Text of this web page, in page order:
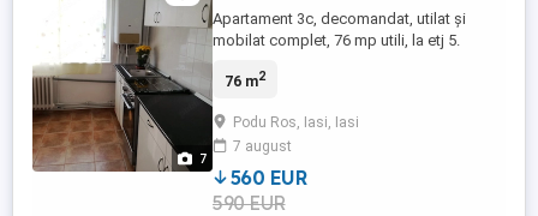
7
Apartament 3c, decomandat, utilat și
mobilat complet, 76 mp utili, la etj 5.
interes. Nu se acceptă fumători sau
și o garanție de aceeași valoare. Este liber
începând cu luna august.
76 m2
Podu Ros, Iasi, Iasi
7 august
560 EUR
590 EUR